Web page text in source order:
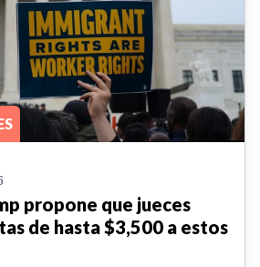
propone que jueces
de hasta $3,500 a estos